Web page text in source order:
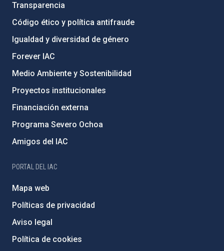
Transparencia
Código ético y política antifraude
Igualdad y diversidad de género
Forever IAC
Medio Ambiente y Sostenibilidad
Proyectos institucionales
Financiación externa
Programa Severo Ochoa
Amigos del IAC
PORTAL DEL IAC
Mapa web
Políticas de privacidad
Aviso legal
Política de cookies